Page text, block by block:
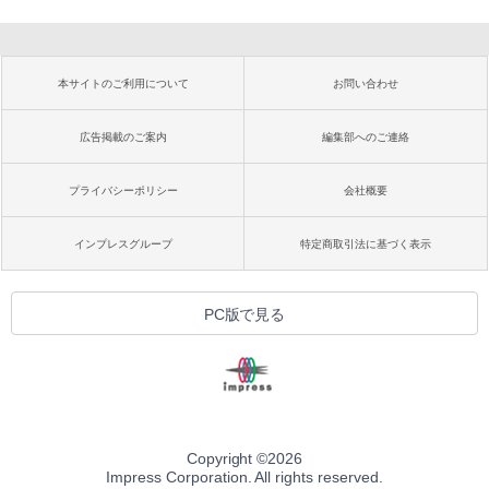
本サイトのご利用について お問い合わせ
広告掲載のご案内 編集部へのご連絡
プライバシーポリシー 会社概要
インプレスグループ 特定商取引法に基づく表示
PC版で見る
Copyright ©2026
Impress Corporation. All rights reserved.